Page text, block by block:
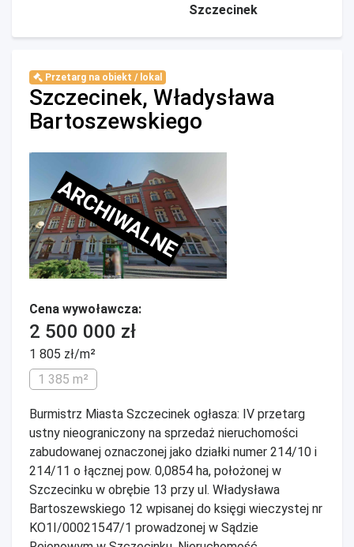
Szczecinek
Przetarg na obiekt / lokal
Szczecinek, Władysława
Bartoszewskiego
ARCHIWALNE
Cena wywoławcza:
2 500 000 zł
1 805 zł/m²
1 385 m²
Burmistrz Miasta Szczecinek ogłasza: IV przetarg
ustny nieograniczony na sprzedaż nieruchomości
zabudowanej oznaczonej jako działki numer 214/10 i
214/11 o łącznej pow. 0,0854 ha, położonej w
Szczecinku w obrębie 13 przy ul. Władysława
Bartoszewskiego 12 wpisanej do księgi wieczystej nr
KO1I/00021547/1 prowadzonej w Sądzie